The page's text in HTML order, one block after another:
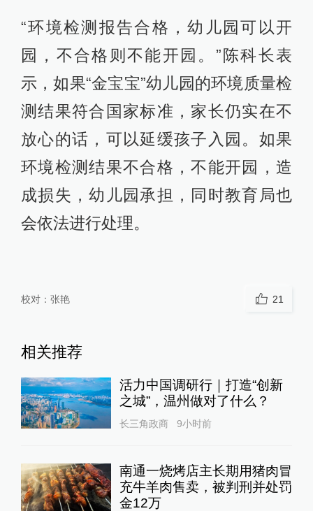
“环境检测报告合格，幼儿园可以开
园，不合格则不能开园。”陈科长表
示，如果“金宝宝”幼儿园的环境质量检
测结果符合国家标准，家长仍实在不
放心的话，可以延缓孩子入园。如果
环境检测结果不合格，不能开园，造
成损失，幼儿园承担，同时教育局也
会依法进行处理。
校对： 张艳 21
相关推荐
活力中国调研行｜打造“创新
之城”，温州做对了什么？
长三角政商 9小时前
南通一烧烤店主长期用猪肉冒
充牛羊肉售卖，被判刑并处罚
金12万